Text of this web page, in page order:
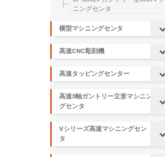
ニングセンタ
横型マシニングセンタ
高速CNC彫刻機
高速タッピングセンター
高速3軸ガントリー立形マシニン
グセンタ
Vシリーズ高速マシニングセン
タ